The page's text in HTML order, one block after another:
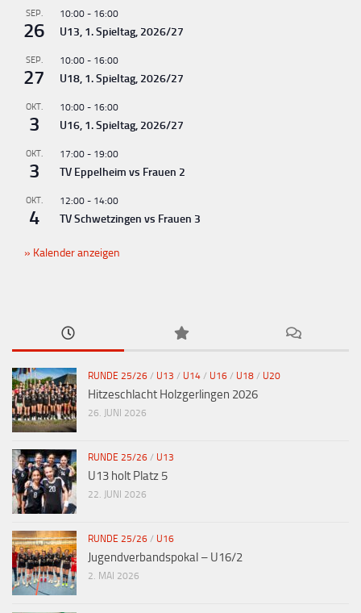
u
n
g
-
N
a
v
i
g
a
t
SEP.
26
10:00 - 16:00
U13, 1. Spieltag, 2026/27
SEP.
27
10:00 - 16:00
U18, 1. Spieltag, 2026/27
OKT.
3
10:00 - 16:00
U16, 1. Spieltag, 2026/27
OKT.
3
17:00 - 19:00
TV Eppelheim vs Frauen 2
OKT.
4
12:00 - 14:00
TV Schwetzingen vs Frauen 3
Kalender anzeigen
RUNDE 25/26 / U13 / U14 / U16 / U18 / U20
Hitzeschlacht Holzgerlingen 2026
26. JUNI 2026
RUNDE 25/26 / U13
U13 holt Platz 5
22. JUNI 2026
RUNDE 25/26 / U16
Jugendverbandspokal – U16/2
2. MAI 2026